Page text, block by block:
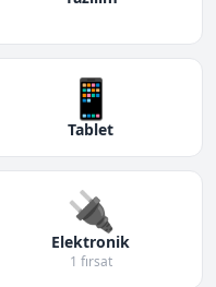
📱
Tablet
🔌
Elektronik
1 fırsat